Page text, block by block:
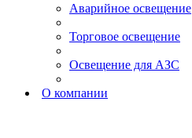
Аварийное освещение
Торговое освещение
Освещение для АЗС
О компании